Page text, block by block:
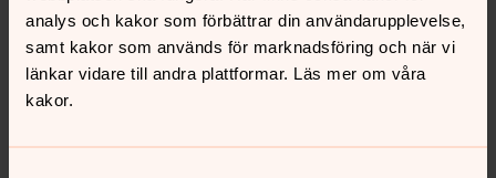
analys och kakor som förbättrar din användarupplevelse,
samt kakor som används för marknadsföring och när vi
länkar vidare till andra plattformar. Läs mer om våra
kakor.